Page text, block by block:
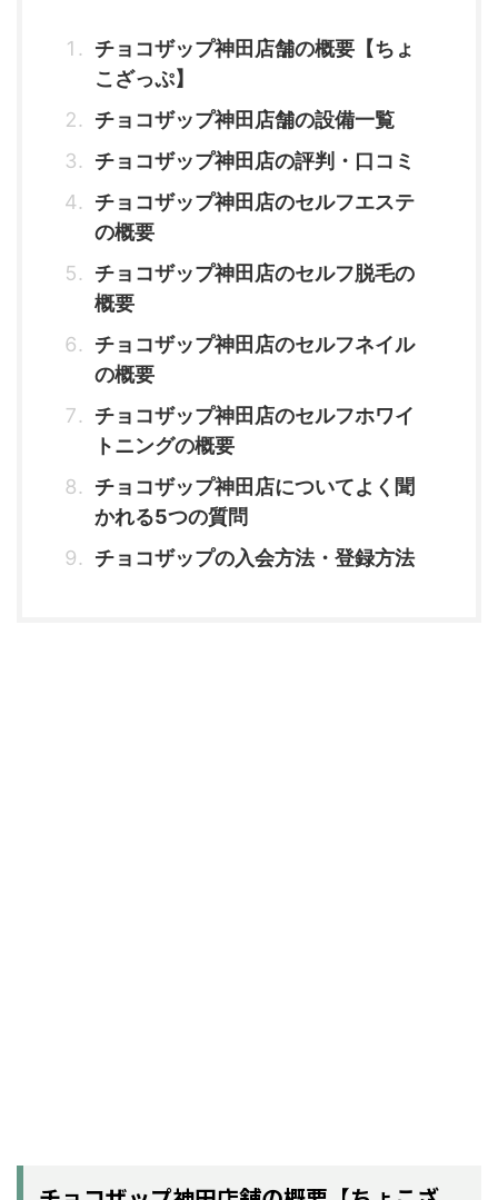
チョコザップ神田店舗の概要【ちょ
こざっぷ】
チョコザップ神田店舗の設備一覧
チョコザップ神田店の評判・口コミ
チョコザップ神田店のセルフエステ
の概要
チョコザップ神田店のセルフ脱毛の
概要
チョコザップ神田店のセルフネイル
の概要
チョコザップ神田店のセルフホワイ
トニングの概要
チョコザップ神田店についてよく聞
かれる5つの質問
チョコザップの入会方法・登録方法